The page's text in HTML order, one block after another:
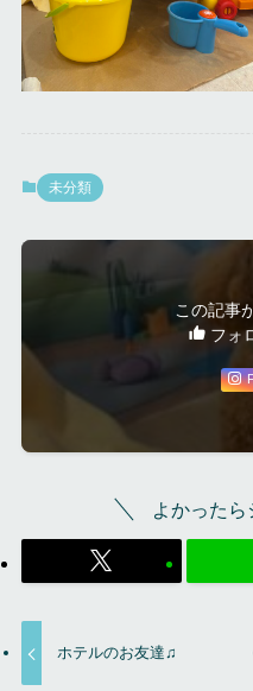
未分類
この記事
フォ
よかったら
ホテルのお友達♫